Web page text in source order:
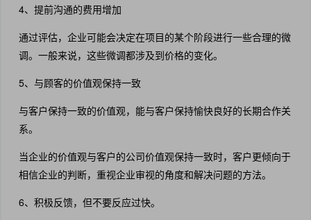
4、提前沟通的费用增加
通过评估，企业可能会决定在项目的某个阶段进行一些合理的微
调。一般来说，这些微调都涉及到价格的变化。
5、与顾客的价值观保持一致
与客户保持一致的价值观，能与客户保持愉快良好的长期合作关
系。
当企业的价值观与客户的公司价值观保持一致时，客户更倾向于
相信企业的判断，重视企业审视的角度和解决问题的方法。
6、积极反馈，但不要反应过快。